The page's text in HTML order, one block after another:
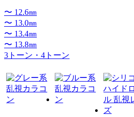
〜 12.6㎜
〜 13.0㎜
〜 13.4㎜
〜 13.8㎜
3トーン・4トーン